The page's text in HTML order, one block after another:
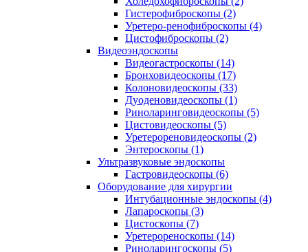
Гистерофиброскопы (2)
Уретеро-ренофиброскопы (4)
Цистофиброскопы (2)
Видеоэндоскопы
Видеогастроскопы (14)
Бронховидеоскопы (17)
Колоновидеоскопы (33)
Дуоденовидеоскопы (1)
Риноларинговидеоскопы (5)
Цистовидеоскопы (5)
Уретерореновидеоскопы (2)
Энтероскопы (1)
Ультразвуковые эндоскопы
Гастровидеоскопы (6)
Оборудование для хирургии
Интубационные эндоскопы (4)
Лапароскопы (3)
Цистоскопы (7)
Уретерореноскопы (14)
Риноларингоскопы (5)